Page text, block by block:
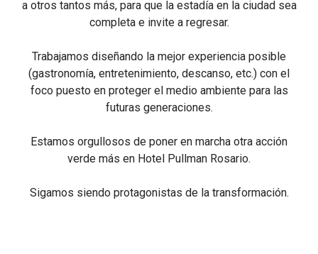
a otros tantos más, para que la estadía en la ciudad sea
completa e invite a regresar.
Trabajamos diseñando la mejor experiencia posible
(gastronomía, entretenimiento, descanso, etc.) con el
foco puesto en proteger el medio ambiente para las
futuras generaciones.
Estamos orgullosos de poner en marcha otra acción
verde más en Hotel Pullman Rosario.
Sigamos siendo protagonistas de la transformación.